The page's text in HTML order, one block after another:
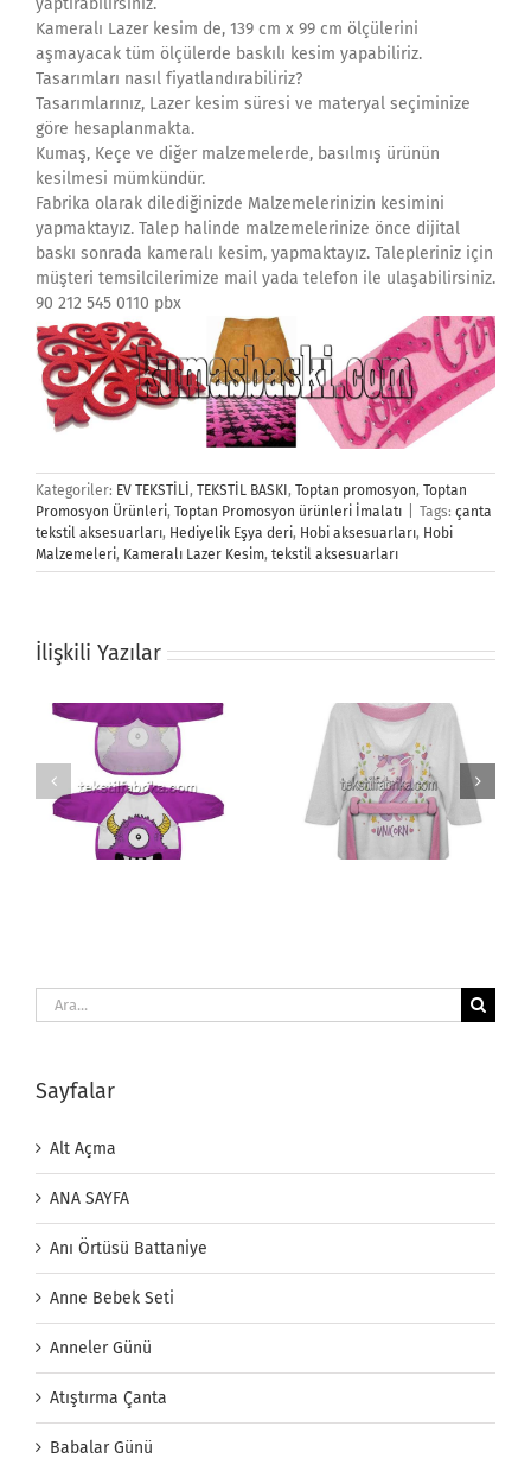
Kameralı Lazer kesim de, 139 cm x 99 cm ölçülerini
aşmayacak tüm ölçülerde baskılı kesim yapabiliriz.
Tasarımları nasıl fiyatlandırabiliriz?
Tasarımlarınız, Lazer kesim süresi ve materyal seçiminize
göre hesaplanmakta.
Kumaş, Keçe ve diğer malzemelerde, basılmış ürünün
kesilmesi mümkündür.
Fabrika olarak dilediğinizde Malzemelerinizin kesimini
yapmaktayız. Talep halinde malzemelerinize önce dijital
baskı sonrada kameralı kesim, yapmaktayız. Talepleriniz için
müşteri temsilcilerimize mail yada telefon ile ulaşabilirsiniz.
90 212 545 0110 pbx
Kategoriler: EV TEKSTİLİ , TEKSTİL BASKI , Toptan promosyon, Toptan
Promosyon Ürünleri, Toptan Promosyon ürünleri İmalatı Tags: çanta
tekstil aksesuarları, Hediyelik Eşya deri, Hobi aksesuarları, Hobi
Malzemeleri, Kameralı Lazer Kesim, tekstil aksesuarları
İlişkili Yazılar
Bebek Bornozu Erkek Voleybol Forma
Ara:
Sayfalar
Alt Açma
ANA SAYFA
Anı Örtüsü Battaniye
Anne Bebek Seti
Anneler Günü
Atıştırma Çanta
Babalar Günü